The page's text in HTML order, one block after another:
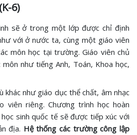
6)
sẽ ở trong một lớp được chỉ định
với ở nước ta, cùng một giáo viên
môn học tại trường. Giáo viên chủ
như tiếng Anh, Toán, Khoa học,
khác như giáo dục thể chất, âm nhạc
viên riêng. Chương trình học hoàn
sinh quốc tế sẽ được tiếp xúc với
địa. Hệ thống các trường công lập